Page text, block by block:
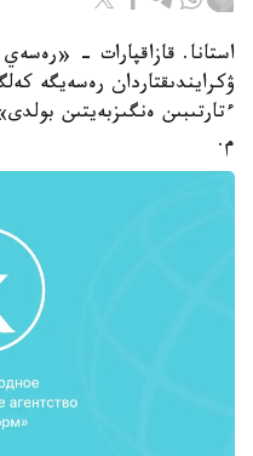
استانا. قازاقپارات - «رەسەي
ۋكرايندىقتاردان رەسەيگە
ءتارتىبىن ەنگىزبەيتىن
م.